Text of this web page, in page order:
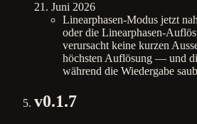
21. Juni 2026
Linearphasen-Modus jetzt
oder die Linearphasen-
verursacht keine kurzen
höchsten Auflösung — und
während die Wiedergabe
v0.1.7